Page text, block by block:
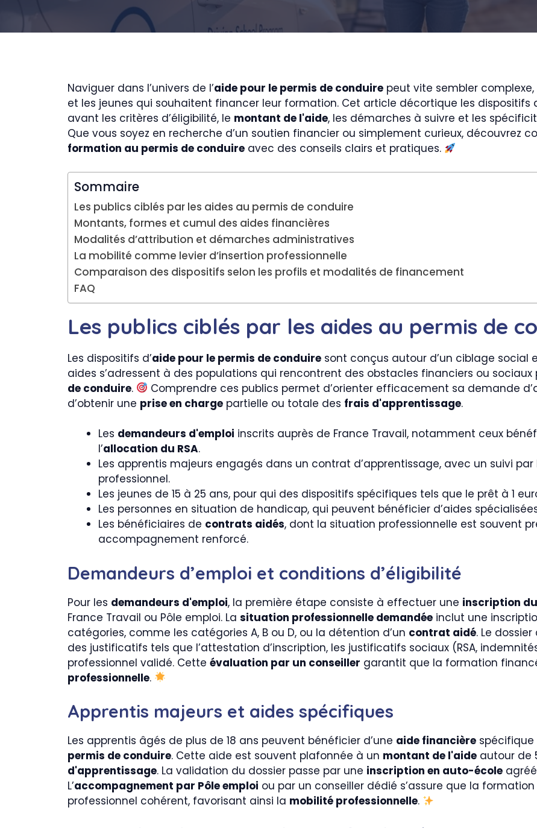
Naviguer dans l’univers de l’aide pour le permis de conduire peut vite sembler
et les jeunes qui souhaitent financer leur formation. Cet article décortique les dispositifs
avant les critères d’éligibilité, le montant de l'aide, les démarches à suivre et les
Que vous soyez en recherche d’un soutien financier ou simplement curieux, découvrez
formation au permis de conduire avec des conseils clairs et pratiques.
Sommaire
Les publics ciblés par les aides au permis de conduire
Montants, formes et cumul des aides financières
Modalités d’attribution et démarches administratives
La mobilité comme levier d’insertion professionnelle
Comparaison des dispositifs selon les profils et modalités de financement
FAQ
Les publics ciblés par les aides au permis de
Les dispositifs d’aide pour le permis de conduire sont conçus autour d’un ciblage social
aides s’adressent à des populations qui rencontrent des obstacles financiers ou
de conduire.
Comprendre ces publics permet d’orienter efficacement sa demande
d’obtenir une prise en charge partielle ou totale des frais d'apprentissage.
Les demandeurs d'emploi inscrits auprès de France Travail, notamment ceux
l’allocation du RSA.
Les apprentis majeurs engagés dans un contrat d’apprentissage, avec un suivi par
professionnel.
Les jeunes de 15 à 25 ans, pour qui des dispositifs spécifiques tels que le prêt à 1
Les personnes en situation de handicap, qui peuvent bénéficier d’aides
Les bénéficiaires de contrats aidés, dont la situation professionnelle est souvent
accompagnement renforcé.
Demandeurs d’emploi et conditions d’éligibilité
Pour les demandeurs d'emploi, la première étape consiste à effectuer une inscription
France Travail ou Pôle emploi. La situation professionnelle demandée inclut une
catégories, comme les catégories A, B ou D, ou la détention d’un contrat aidé. Le
des justificatifs tels que l’attestation d’inscription, les justificatifs sociaux (RSA,
professionnel validé. Cette évaluation par un conseiller garantit que la formation
professionnelle.
Apprentis majeurs et aides spécifiques
Les apprentis âgés de plus de 18 ans peuvent bénéficier d’une aide financière spécifique
permis de conduire. Cette aide est souvent plafonnée à un montant de l'aide autour de
d'apprentissage. La validation du dossier passe par une inscription en auto-école
L’accompagnement par Pôle emploi ou par un conseiller dédié s’assure que la
professionnel cohérent, favorisant ainsi la mobilité professionnelle.